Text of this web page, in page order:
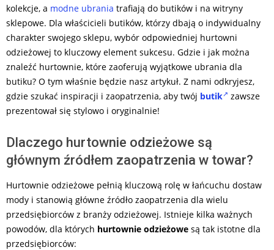
kolekcje, a modne ubrania trafiają do butików i na witryny
sklepowe. Dla właścicieli butików, którzy dbają o indywidualny
charakter swojego sklepu, wybór odpowiedniej hurtowni
odzieżowej to kluczowy element sukcesu. Gdzie i jak można
znaleźć hurtownie, które zaoferują wyjątkowe ubrania dla
butiku? O tym właśnie będzie nasz artykuł. Z nami odkryjesz,
gdzie szukać inspiracji i zaopatrzenia, aby twój butik
zawsze
prezentował się stylowo i oryginalnie!
Dlaczego hurtownie odzieżowe są
głównym źródłem zaopatrzenia w towar?
Hurtownie odzieżowe pełnią kluczową rolę w łańcuchu dostaw
mody i stanowią główne źródło zaopatrzenia dla wielu
przedsiębiorców z branży odzieżowej. Istnieje kilka ważnych
powodów, dla których hurtownie odzieżowe są tak istotne dla
przedsiębiorców: